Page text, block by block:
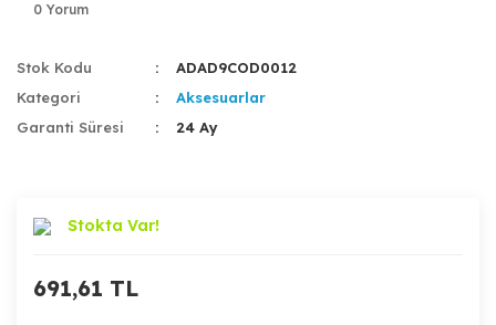
0 Yorum
Stok Kodu
ADAD9COD0012
Kategori
Aksesuarlar
Garanti Süresi
24 Ay
Stokta Var!
691,61 TL